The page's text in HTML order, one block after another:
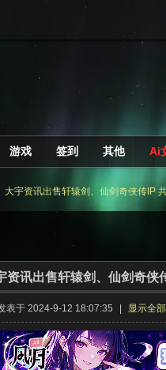
游戏 签到 其他 Ai
大宇资讯出售轩辕剑、仙剑奇侠传IP
资讯出售轩辕剑、仙剑奇侠
表于 2024-9-12 18:07:35 显示全